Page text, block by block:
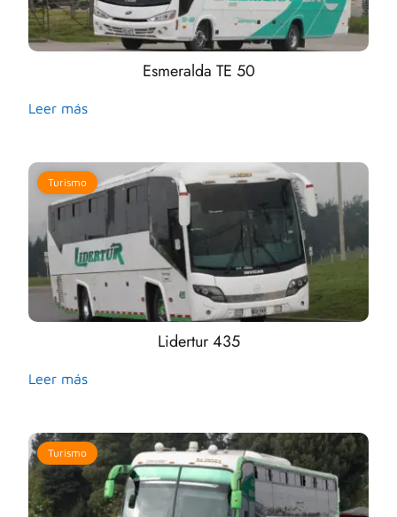
Esmeralda TE 50
Leer más
Turismo
Lidertur 435
Leer más
Turismo